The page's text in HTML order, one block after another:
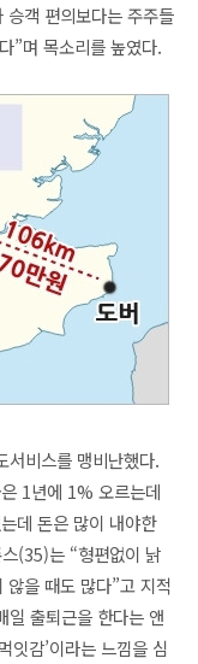
승객 편의보다는 주주들
”며 목소리를 높였다.
서비스를 맹비난했다.
1년에 1% 오르는데
데 돈은 많이 내야한
(35)는 “형편없이 낡
을 때도 많다”고 지적
일 출퇴근을 한다는 앤
잇감’이라는 느낌을 심